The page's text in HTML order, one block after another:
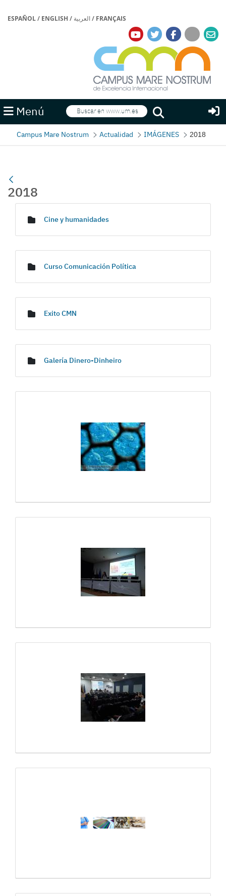
ESPAÑOL/ ENGLISH / العربية/ FRANÇAIS
Menú Buscar
Buscar
Campus Mare Nostrum Actualidad IMÁGENES 2018
2018
Cine y humanidades
Curso Comunicación Política
Exito CMN
Galería Dinero-Dinheiro